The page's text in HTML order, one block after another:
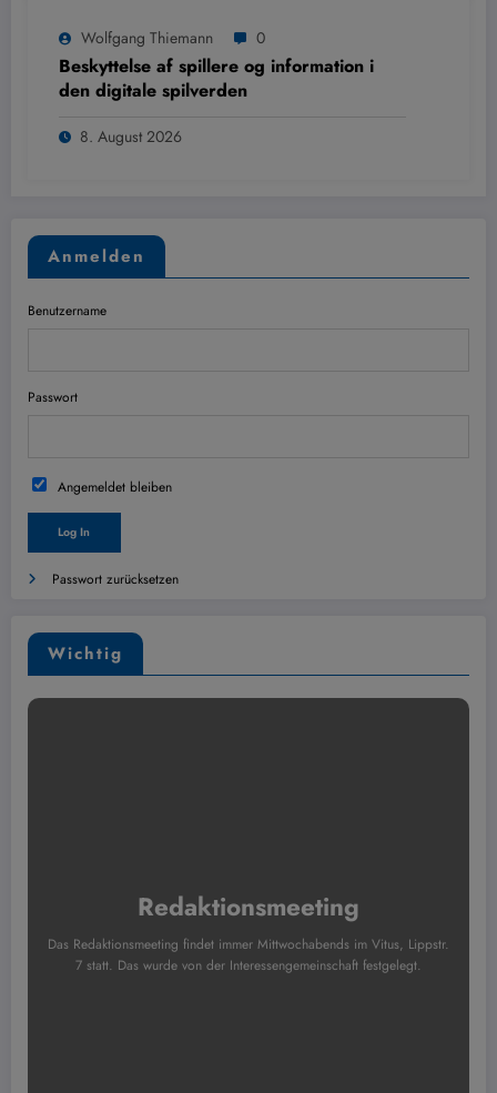
Wolfgang Thiemann 0
Beskyttelse af spillere og information i
den digitale spilverden
8. August 2026
Anmelden
Benutzername
Passwort
Angemeldet bleiben
Passwort zurücksetzen
Wichtig
Redaktionsmeeting
Das Redaktionsmeeting findet immer Mittwochabends im Vitus, Lippstr.
7 statt. Das wurde von der Interessengemeinschaft festgelegt.